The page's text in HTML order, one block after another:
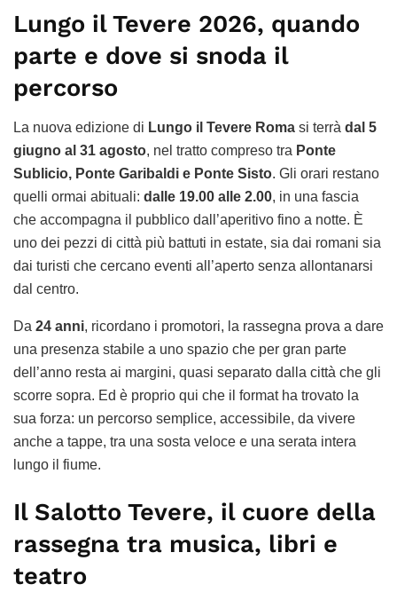
Lungo il Tevere 2026, quando
parte e dove si snoda il
percorso
La nuova edizione di Lungo il Tevere Roma si terrà dal 5
giugno al 31 agosto, nel tratto compreso tra Ponte
Sublicio, Ponte Garibaldi e Ponte Sisto. Gli orari restano
quelli ormai abituali: dalle 19.00 alle 2.00, in una fascia
che accompagna il pubblico dall’aperitivo fino a notte. È
uno dei pezzi di città più battuti in estate, sia dai romani sia
dai turisti che cercano eventi all’aperto senza allontanarsi
dal centro.
Da 24 anni, ricordano i promotori, la rassegna prova a dare
una presenza stabile a uno spazio che per gran parte
dell’anno resta ai margini, quasi separato dalla città che gli
scorre sopra. Ed è proprio qui che il format ha trovato la
sua forza: un percorso semplice, accessibile, da vivere
anche a tappe, tra una sosta veloce e una serata intera
lungo il fiume.
Il Salotto Tevere, il cuore della
rassegna tra musica, libri e
teatro